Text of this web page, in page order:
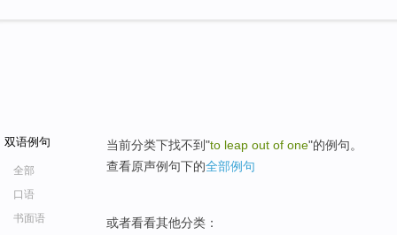
双语例句
全部
口语
书面语
当前分类下找不到"to leap out of one"的例句。
查看原声例句下的全部例句
或者看看其他分类：